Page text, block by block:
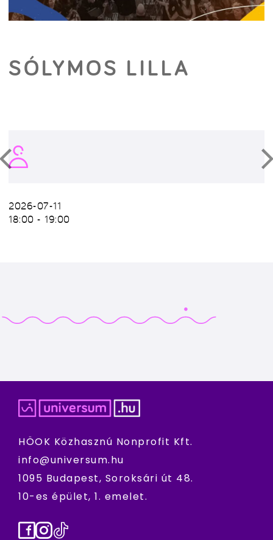
SÓLYMOS LILLA
2026-07-11
18:00 - 19:00
HÖOK Közhasznú Nonprofit Kft.
info@universum.hu
1095 Budapest, Soroksári út 48.
10-es épület, 1. emelet.
Facebook
Instagram
TikTok